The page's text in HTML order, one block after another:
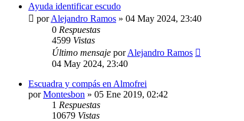
Ayuda identificar escudo
porAlejandro Ramos » 04 May 2024, 23:40
0 Respuestas
4599 Vistas
Último mensaje porAlejandro Ramos
04 May 2024, 23:40
Escuadra y compás en Almofrei
porMontesbon » 05 Ene 2019, 02:42
1 Respuestas
10679 Vistas